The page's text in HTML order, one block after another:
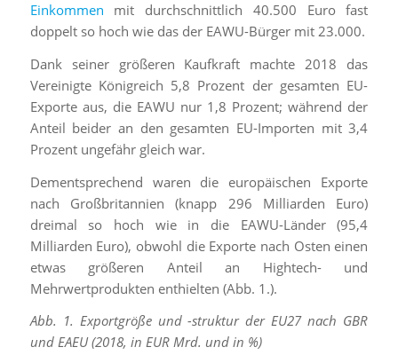
Einkommen mit durchschnittlich 40.500 Euro fast
doppelt so hoch wie das der EAWU-Bürger mit 23.000.
Dank seiner größeren Kaufkraft machte 2018 das
Vereinigte Königreich 5,8 Prozent der gesamten EU-
Exporte aus, die EAWU nur 1,8 Prozent; während der
Anteil beider an den gesamten EU-Importen mit 3,4
Prozent ungefähr gleich war.
Dementsprechend waren die europäischen Exporte
nach Großbritannien (knapp 296 Milliarden Euro)
dreimal so hoch wie in die EAWU-Länder (95,4
Milliarden Euro), obwohl die Exporte nach Osten einen
etwas größeren Anteil an Hightech- und
Mehrwertprodukten enthielten (Abb. 1.).
Abb. 1. Exportgröße und -struktur der EU27 nach GBR
und EAEU (2018, in EUR Mrd. und in %)